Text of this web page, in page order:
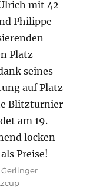
mit 42
Philippe
Platz
seines
auf Platz
Blitzturnier
am 19.
locken
Preise!
Kategorien
Gerlinger